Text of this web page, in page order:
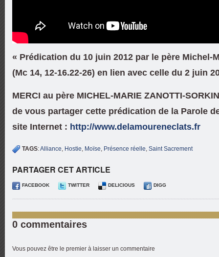
« Prédication du 10 juin 2012 par le père Michel-
(Mc 14, 12-16.22-26) en lien avec celle du 2 juin
MERCI au père MICHEL-MARIE ZANOTTI-
de vous partager cette prédication de la Parole
site Internet : http://www.delamoureneclats.fr
TAGS:Alliance, Hostie, Moïse, Présence réelle, Saint Sacrement
PARTAGER CET ARTICLE
FACEBOOK TWITTER DELICIOUS DIGG
0 commentaires
Vous pouvez être le premier à laisser un commentaire